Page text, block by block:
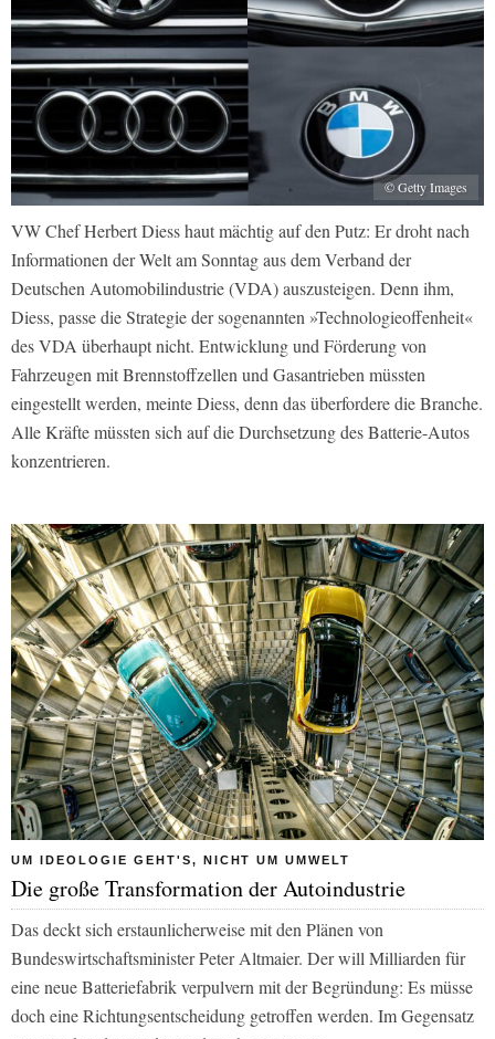
© Getty Images
VW Chef Herbert Diess haut mächtig auf den Putz: Er droht nach
Informationen der Welt am Sonntag aus dem Verband der
Deutschen Automobilindustrie (VDA) auszusteigen. Denn ihm,
Diess, passe die Strategie der sogenannten »Technologieoffenheit«
des VDA überhaupt nicht. Entwicklung und Förderung von
Fahrzeugen mit Brennstoffzellen und Gasantrieben müssten
eingestellt werden, meinte Diess, denn das überfordere die Branche.
Alle Kräfte müssten sich auf die Durchsetzung des Batterie-Autos
konzentrieren.
UM IDEOLOGIE GEHT'S, NICHT UM UMWELT
Die große Transformation der Autoindustrie
Das deckt sich erstaunlicherweise mit den Plänen von
Bundeswirtschaftsminister Peter Altmaier. Der will Milliarden für
eine neue Batteriefabrik verpulvern mit der Begründung: Es müsse
doch eine Richtungsentscheidung getroffen werden. Im Gegensatz